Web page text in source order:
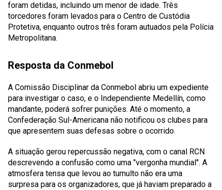
foram detidas, incluindo um menor de idade. Três
torcedores foram levados para o Centro de Custódia
Protetiva, enquanto outros três foram autuados pela Polícia
Metropolitana.
Resposta da Conmebol
A Comissão Disciplinar da Conmebol abriu um expediente
para investigar o caso, e o Independiente Medellín, como
mandante, poderá sofrer punições. Até o momento, a
Confederação Sul-Americana não notificou os clubes para
que apresentem suas defesas sobre o ocorrido.
A situação gerou repercussão negativa, com o canal RCN
descrevendo a confusão como uma "vergonha mundial". A
atmosfera tensa que levou ao tumulto não era uma
surpresa para os organizadores, que já haviam preparado a